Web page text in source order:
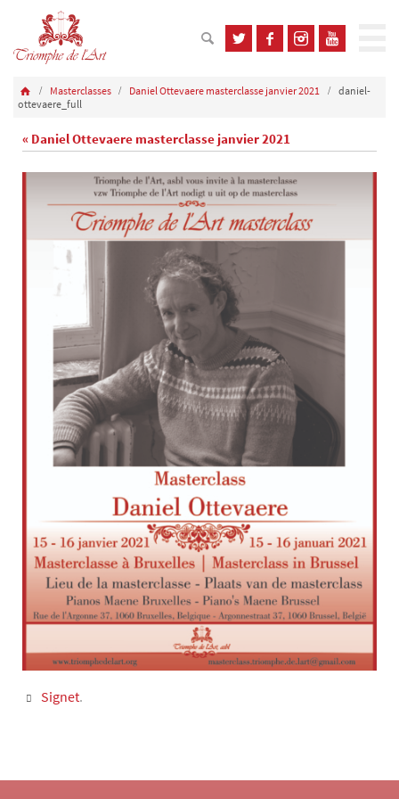
Masterclasses Daniel Ottevaere masterclasse janvier 2021
daniel-
ottevaere_full
« Daniel Ottevaere masterclasse janvier 2021
Signet.